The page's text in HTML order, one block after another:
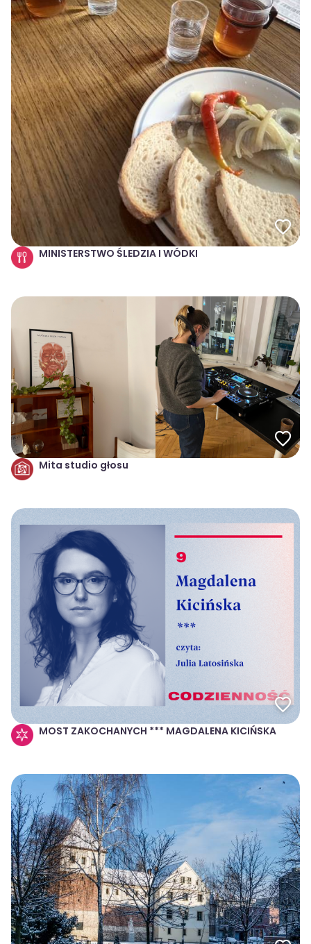
MINISTERSTWO ŚLEDZIA I WÓDKI
Mita studio głosu
MOST ZAKOCHANYCH *** MAGDALENA KICIŃSKA